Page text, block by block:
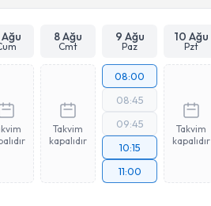
8 Ağu
Cmt
9 Ağu
Paz
10 Ağu
Pzt
Takvim
kapalıdır
08:00
08:45
09:45
10:15
11:00
Takvim
kapalıdır